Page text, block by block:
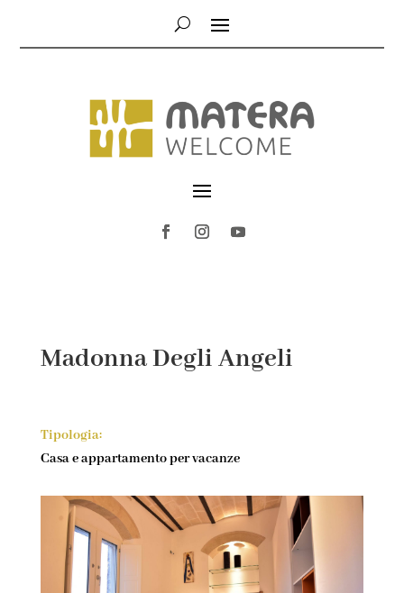
Madonna Degli Angeli
Tipologia:
Casa e appartamento per vacanze